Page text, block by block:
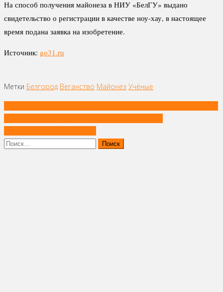
На способ получения майонеза в НИУ «БелГУ» выдано
свидетельство о регистрации в качестве ноу-хау, в настоящее
время подана заявка на изобретение.
Источник: go31.ru
Метки Белгород Веганство Майонез Учёные
Найти: